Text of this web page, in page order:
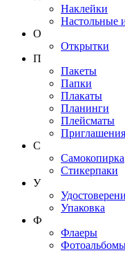
Наклейки
Настольные
О
Открытки
П
Пакеты
Папки
Плакаты
Планинги
Плейсматы
Приглашения
С
Самокопирка
Стикерпаки
У
Упаковка
Ф
Флаеры